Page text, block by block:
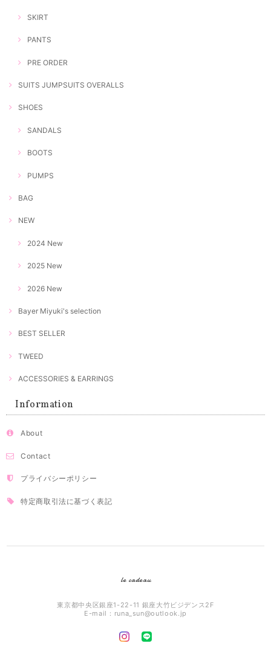
SKIRT
PANTS
PRE ORDER
SUITS JUMPSUITS OVERALLS
SHOES
SANDALS
BOOTS
PUMPS
BAG
NEW
2024 New
2025 New
2026 New
Bayer Miyuki's selection
BEST SELLER
TWEED
ACCESSORIES & EARRINGS
Information
About
Contact
プライバシーポリシー
特定商取引法に基づく表記
le cadeau
東京都中央区銀座1-22-11 銀座大竹ビジデンス2F
E-mail： runa_sun@outlook.jp